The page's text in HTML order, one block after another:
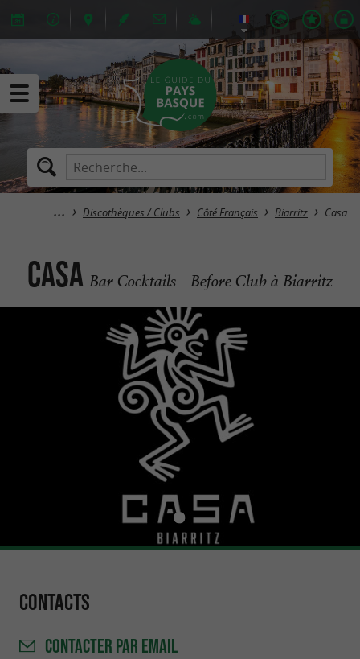
Discothèques / Clubs Côté Français Biarritz Casa
Casa Bar Cocktails - Before Club à Biarritz
Contacts
CONTACTER PAR EMAIL